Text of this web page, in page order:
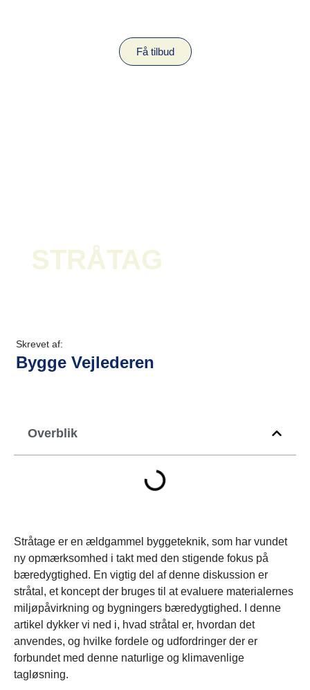
Få tilbud
STRÅTAG
Skrevet af:
Bygge Vejlederen
Overblik
Stråtage er en ældgammel byggeteknik, som har vundet
ny opmærksomhed i takt med den stigende fokus på
bæredygtighed. En vigtig del af denne diskussion er
stråtal, et koncept der bruges til at evaluere materialernes
miljøpåvirkning og bygningers bæredygtighed. I denne
artikel dykker vi ned i, hvad stråtal er, hvordan det
anvendes, og hvilke fordele og udfordringer der er
forbundet med denne naturlige og klimavenlige
tagløsning.